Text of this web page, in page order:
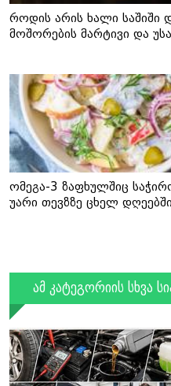
როდის არის ხალი საშიში
მოშორების მარტივი და
ომეგა-3 ზაფხულშიც
უარი თევზზე ცხელ დღეებში
ამ კატეგორიის სხვა